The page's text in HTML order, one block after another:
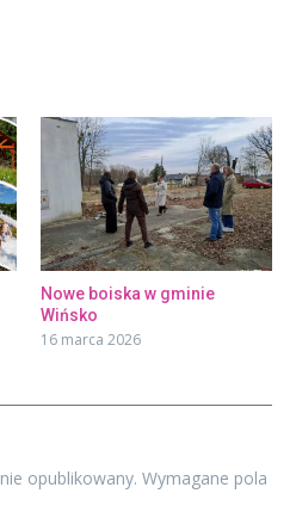
Nowe boiska w gminie
Wińsko
16 marca 2026
opublikowany. Wymagane pola